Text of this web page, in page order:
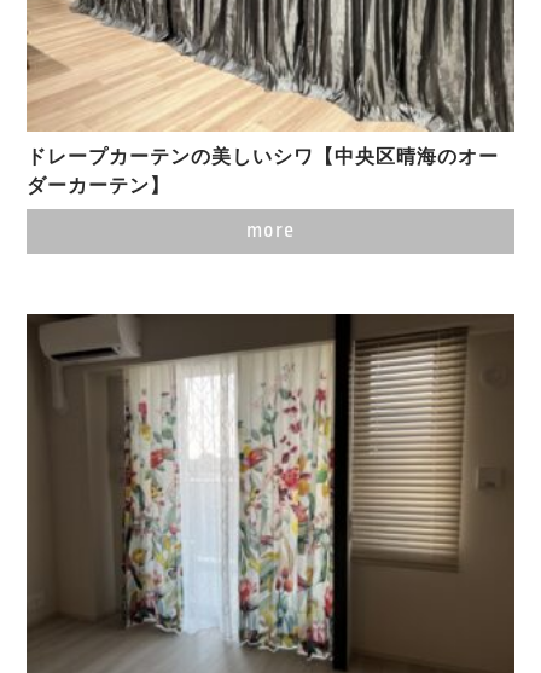
ドレープカーテンの美しいシワ【中央区晴海のオー
ダーカーテン】
more